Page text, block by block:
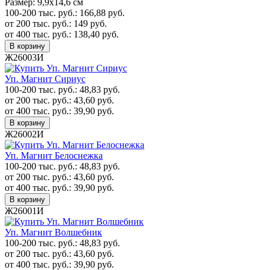
100-200 тыс. руб.: 166,88 руб.
от 200 тыс. руб.: 149 руб.
от 400 тыс. руб.: 138,40 руб.
В корзину
Ж26003И
Уп. Магнит Сириус
100-200 тыс. руб.: 48,83 руб.
от 200 тыс. руб.: 43,60 руб.
от 400 тыс. руб.: 39,90 руб.
В корзину
Ж26002И
Уп. Магнит Белоснежка
100-200 тыс. руб.: 48,83 руб.
от 200 тыс. руб.: 43,60 руб.
от 400 тыс. руб.: 39,90 руб.
В корзину
Ж26001И
Уп. Магнит Волшебник
100-200 тыс. руб.: 48,83 руб.
от 200 тыс. руб.: 43,60 руб.
от 400 тыс. руб.: 39,90 руб.